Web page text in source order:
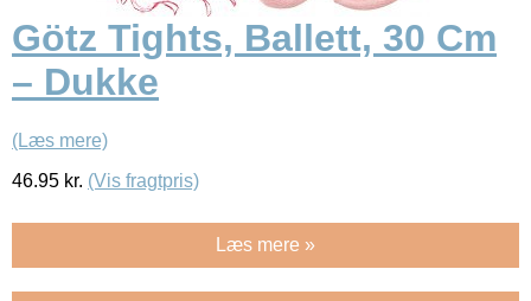
Götz Tights, Ballett, 30 Cm
– Dukke
(Læs mere)
46.95 kr. (Vis fragtpris)
Læs mere »